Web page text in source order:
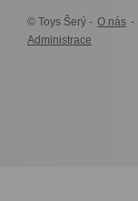
© Toys Šerý - O nás -
Administrace